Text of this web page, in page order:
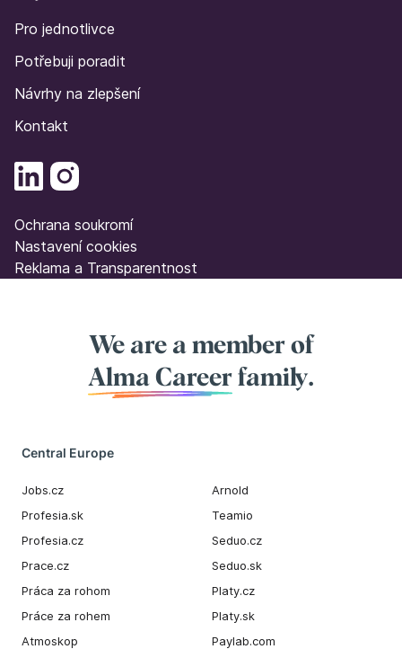
Pro jednotlivce
Potřebuji poradit
Návrhy na zlepšení
Kontakt
Ochrana soukromí
Nastavení cookies
Reklama a Transparentnost
We are a member of
Alma Career family.
Central Europe
Jobs.cz
Profesia.sk
Profesia.cz
Prace.cz
Práca za rohom
Práce za rohem
Atmoskop
Arnold
Teamio
Seduo.cz
Seduo.sk
Platy.cz
Platy.sk
Paylab.com